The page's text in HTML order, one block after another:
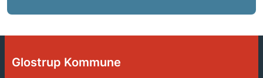
Glostrup Kommune